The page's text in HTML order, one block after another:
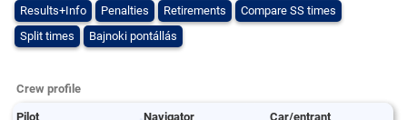
Results+Info
Penalties Retirements
Compare SS times
Split times
Bajnoki pontállás
Crew profile
Pilot Navigator Car/entrant